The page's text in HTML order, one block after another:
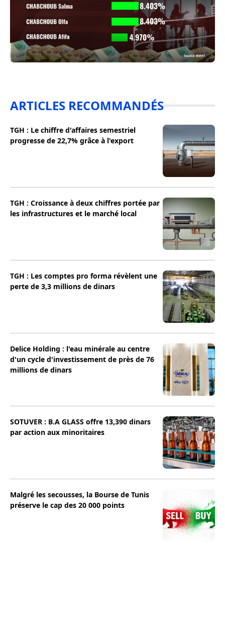
ARTICLES RECOMMANDÉS
TGH : Le chiffre d'affaires semestriel
progresse de 22,7% grâce à l'export
TGH : Croissance à deux chiffres portée par
les infrastructures et le marché local
TGH : Les comptes pro forma révèlent une
perte de 3,3 millions de dinars
Delice Holding : l'eau minérale au centre
d'un cycle d'investissement de près de 76
millions de dinars
SOTUVER : B.A GLASS offre 13,390 dinars
par action aux minoritaires
Malgré les secousses, la Bourse de Tunis
préserve le cap des 20 000 points